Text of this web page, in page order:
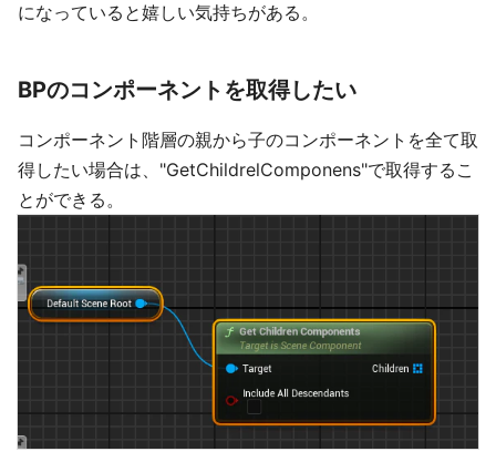
になっていると嬉しい気持ちがある。
BPのコンポーネントを取得したい
コンポーネント階層の親から子のコンポーネントを全て取
得したい場合は、"GetChildrelComponens"で取得するこ
とができる。